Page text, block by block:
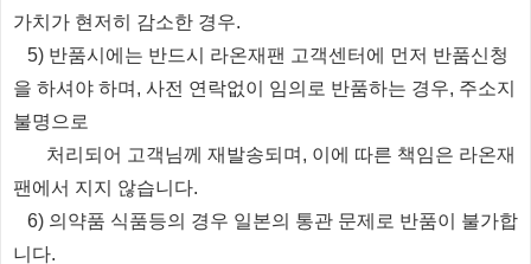
가치가 현저히 감소한 경우.
5) 반품시에는 반드시 라온재팬 고객센터에 먼저 반품신청
을 하셔야 하며, 사전 연락없이 임의로 반품하는 경우, 주소지
불명으로
처리되 어 고객님께 재발송되며, 이에 따른 책임은 라온재
팬에서 지지 않습니다.
6) 의약품 식품등의 경우 일본의 통관 문제로 반품이 불가합
니다.